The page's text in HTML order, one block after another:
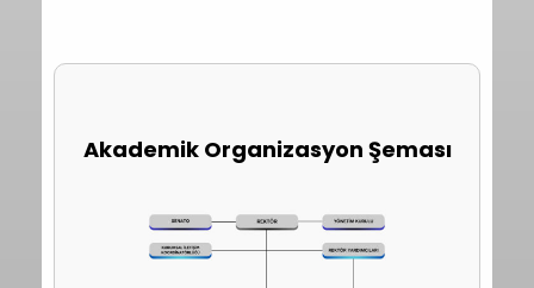
Akademik Organizasyon Şeması